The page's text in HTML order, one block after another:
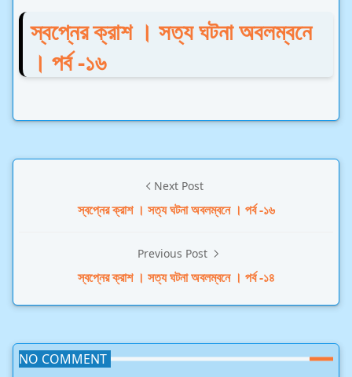
স্বপ্নের ক্রাশ । সত্য ঘটনা অবলম্বনে
। পর্ব -১৬
Next Post
স্বপ্নের ক্রাশ । সত্য ঘটনা অবলম্বনে । পর্ব -১৬
Previous Post
স্বপ্নের ক্রাশ । সত্য ঘটনা অবলম্বনে । পর্ব -১৪
NO COMMENT